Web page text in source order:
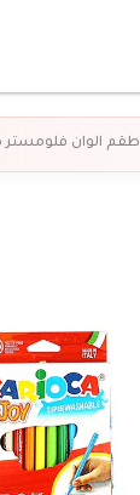
طقم الوان فلومستر